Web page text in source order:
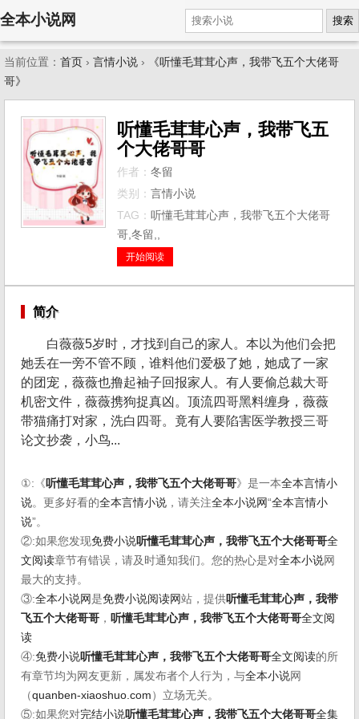
全本小说网 搜索
当前位置： 首页 › 言情小说 ›
《听懂毛茸茸心声，我带飞五个大佬哥
哥》
听懂毛茸茸心声，我带飞五
个大佬哥哥
作者： 冬留
类别： 言情小说
TAG： 听懂毛茸茸心声，我带飞五个大佬哥
哥,冬留,,
开始阅读
简介
白薇薇5岁时，才找到自己的家人。本以为他们会把
她丢在一旁不管不顾，谁料他们爱极了她，她成了一家
的团宠，薇薇也撸起袖子回报家人。有人要偷总裁大哥
机密文件，薇薇携狗捉真凶。顶流四哥黑料缠身，薇薇
带猫痛打对家，洗白四哥。竟有人要陷害医学教授三哥
论文抄袭，小鸟...
①:《 听懂毛茸茸心声，我带飞五个大佬哥哥》是一本全本言情小
说。更多好看的全本言情小说 ，请关注全本小说网“全本言情小
说”。
②:如果您发现免费小说听懂毛茸茸心声，我带飞五个大佬哥哥全
文阅读章节有错误，请及时通知我们。您的热心是对全本小说网
最大的支持。
③:全本小说网是免费小说阅读网站，提供听懂毛茸茸心声，我带
飞五个大佬哥哥 ， 听懂毛茸茸心声，我带飞五个大佬哥哥全文阅
读
④:免费小说听懂毛茸茸心声，我带飞五个大佬哥哥全文阅读的所
有章节均为网友更新，属发布者个人行为，与全本小说网
（quanben-xiaoshuo.com ）立场无关。
⑤:如果您对完结小说听懂毛茸茸心声，我带飞五个大佬哥哥全集